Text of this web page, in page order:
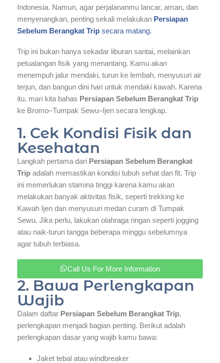
Indonesia. Namun, agar perjalananmu lancar, aman, dan
menyenangkan, penting sekali melakukan Persiapan
Sebelum Berangkat Trip secara matang.
Trip ini bukan hanya sekadar liburan santai, melainkan
petualangan fisik yang menantang. Kamu akan
menempuh jalur mendaki, turun ke lembah, menyusuri air
terjun, dan bangun dini hari untuk mendaki kawah. Karena
itu, mari kita bahas Persiapan Sebelum Berangkat Trip
ke Bromo–Tumpak Sewu–Ijen secara lengkap.
1. Cek Kondisi Fisik dan
Kesehatan
Langkah pertama dari Persiapan Sebelum Berangkat
Trip adalah memastikan kondisi tubuh sehat dan fit. Trip
ini memerlukan stamina tinggi karena kamu akan
melakukan banyak aktivitas fisik, seperti trekking ke
Kawah Ijen dan menyusuri medan curam di Tumpak
Sewu. Jika perlu, lakukan olahraga ringan seperti jogging
atau naik-turun tangga beberapa minggu sebelumnya
agar tubuh terbiasa.
Call Us For More Information
2. Bawa Perlengkapan
Wajib
Dalam daftar Persiapan Sebelum Berangkat Trip,
perlengkapan menjadi bagian penting. Berikut adalah
perlengkapan dasar yang wajib kamu bawa:
Jaket tebal atau windbreaker